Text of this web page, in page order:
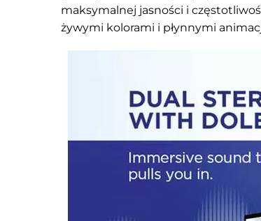
maksymalnej jasności i
żywymi kolorami i płynnymi